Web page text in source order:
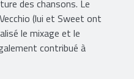
des chansons. Le
(lui et Sweet ont
le mixage et le
contribué à